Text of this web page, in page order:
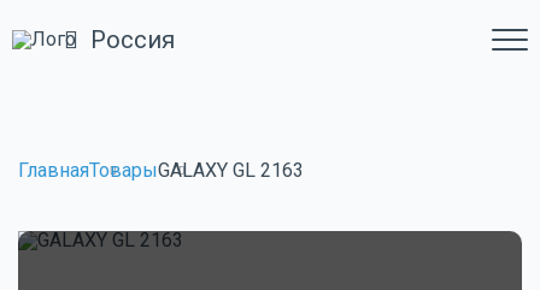
Россия
ГлавнаяТоварыGALAXY GL 2163